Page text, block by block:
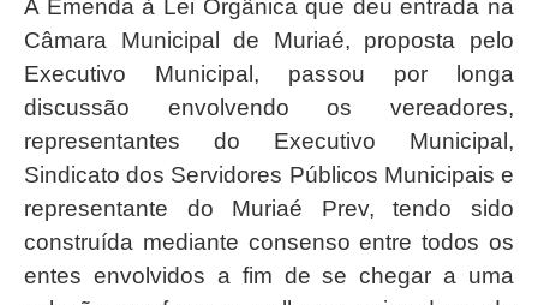
A Emenda à Lei Orgânica que deu entrada na
Câmara Municipal de Muriaé, proposta pelo
Executivo Municipal, passou por longa
discussão envolvendo os vereadores,
representantes do Executivo Municipal,
Sindicato dos Servidores Públicos Municipais e
representante do Muriaé Prev, tendo sido
construída mediante consenso entre todos os
entes envolvidos a fim de se chegar a uma